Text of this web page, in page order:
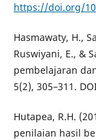
https://doi.org/
Hasmawaty, H.,
Ruswiyani, E., &
pembelajaran
5(2), 305–311.
Hutapea, R.H.
penilaian hasil